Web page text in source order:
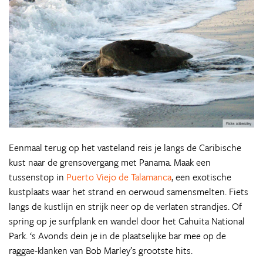
Eenmaal terug op het vasteland reis je langs de Caribische
kust naar de grensovergang met Panama. Maak een
tussenstop in Puerto Viejo de Talamanca, een exotische
kustplaats waar het strand en oerwoud samensmelten. Fiets
langs de kustlijn en strijk neer op de verlaten strandjes. Of
spring op je surfplank en wandel door het Cahuita National
Park. ‘s Avonds dein je in de plaatselijke bar mee op de
raggae-klanken van Bob Marley’s grootste hits.